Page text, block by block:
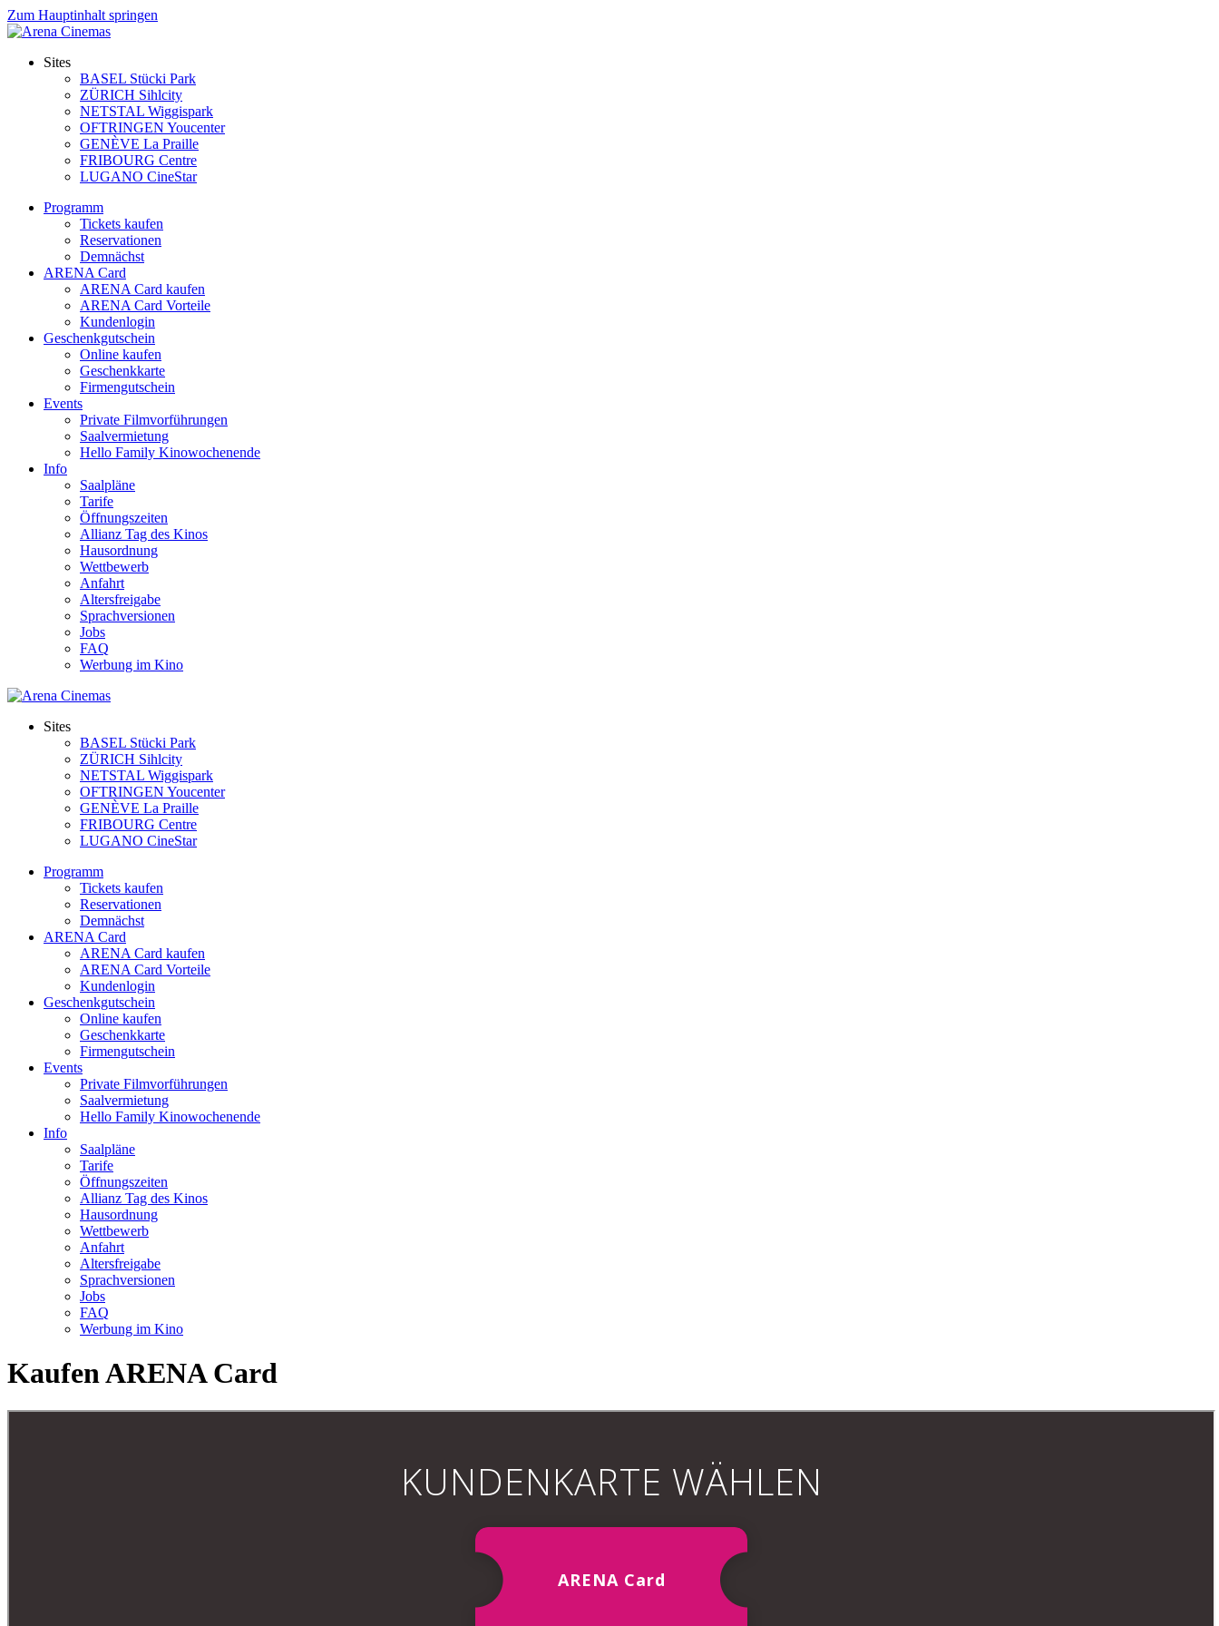
Zum Hauptinhalt springen
Sites
BASEL Stücki Park
ZÜRICH Sihlcity
NETSTAL Wiggispark
OFTRINGEN Youcenter
GENÈVE La Praille
FRIBOURG Centre
LUGANO CineStar
Programm
Tickets kaufen
Reservationen
Demnächst
ARENA Card
ARENA Card kaufen
ARENA Card Vorteile
Kundenlogin
Geschenkgutschein
Online kaufen
Geschenkkarte
Firmengutschein
Events
Private Filmvorführungen
Saalvermietung
Hello Family Kinowochenende
Info
Saalpläne
Tarife
Öffnungszeiten
Allianz Tag des Kinos
Hausordnung
Wettbewerb
Anfahrt
Altersfreigabe
Sprachversionen
Jobs
FAQ
Werbung im Kino
Sites
BASEL Stücki Park
ZÜRICH Sihlcity
NETSTAL Wiggispark
OFTRINGEN Youcenter
GENÈVE La Praille
FRIBOURG Centre
LUGANO CineStar
Programm
Tickets kaufen
Reservationen
Demnächst
ARENA Card
ARENA Card kaufen
ARENA Card Vorteile
Kundenlogin
Geschenkgutschein
Online kaufen
Geschenkkarte
Firmengutschein
Events
Private Filmvorführungen
Saalvermietung
Hello Family Kinowochenende
Info
Saalpläne
Tarife
Öffnungszeiten
Allianz Tag des Kinos
Hausordnung
Wettbewerb
Anfahrt
Altersfreigabe
Sprachversionen
Jobs
FAQ
Werbung im Kino
Kaufen ARENA Card